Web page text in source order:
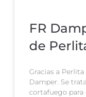
FR
de
Gracias a
Damper. Se
cortafuego